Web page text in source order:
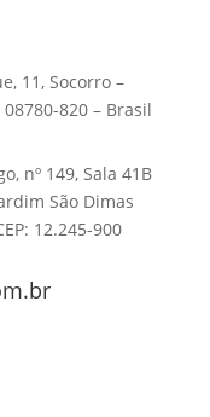
11, Socorro –
08780-820 – Brasil
nº 149, Sala 41B
São Dimas
12.245-900